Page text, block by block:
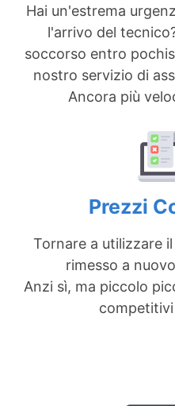
Hai un'estrema
l'arrivo del
soccorso entro
nostro servizio di
Ancora più
Prezzi
Tornare a utilizzare
rimesso a
Anzi sì, ma piccolo